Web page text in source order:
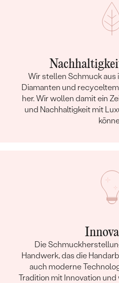
Wir stellen Schmuck
Diamanten und
her. Wir wollen damit ein
und Nachhaltigkeit mit
Die
Handwerk, das die
auch moderne
Tradition mit Innovation